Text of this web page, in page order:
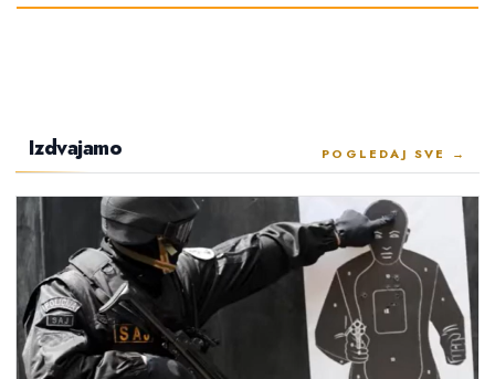
Izdvajamo POGLEDAJ SVE →